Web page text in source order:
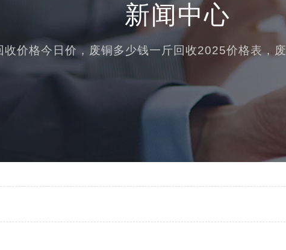
新闻中心
收价格今日价，废铜多少钱一斤回收2025价格表，